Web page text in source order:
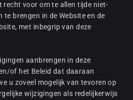
recht voor om te allen tijde niet-
brengen in de Website en de
met inbegrip van deze
aanbrengen in deze
of het Beleid dat daaraan
u zoveel mogelijk van tevoren op
wijzigingen als redelijkerwijs